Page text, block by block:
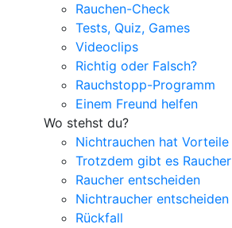
Rauchen-Check
Tests, Quiz, Games
Videoclips
Richtig oder Falsch?
Rauchstopp-Programm
Einem Freund helfen
Wo stehst du?
Nichtrauchen hat Vorteile
Trotzdem gibt es Raucher
Raucher entscheiden
Nichtraucher entscheiden
Rückfall